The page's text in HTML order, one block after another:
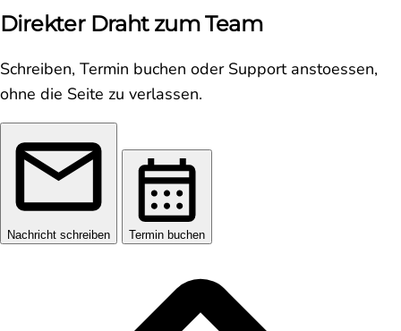
Direkter Draht zum Team
Schreiben, Termin buchen oder Support anstoessen,
ohne die Seite zu verlassen.
Nachricht schreiben Termin buchen